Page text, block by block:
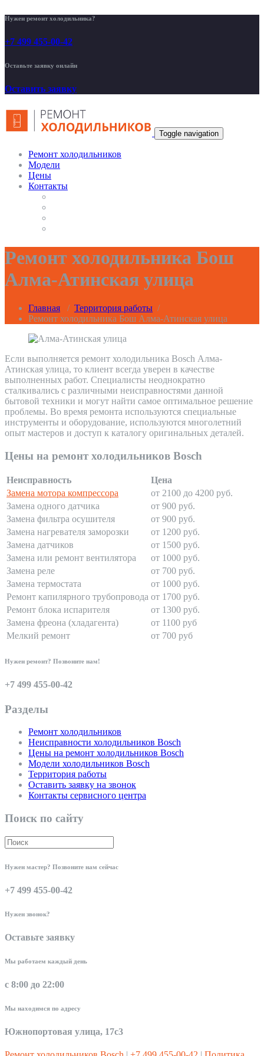
Нужен ремонт холодильника?
+7 499 455-00-42
Оставьте заявку онлайн
Оставить заявку
Toggle navigation
Ремонт холодильников
Модели
Цены
Контакты
Ремонт холодильника Бош
Алма-Атинская улица
Главная / Территория работы /
Ремонт холодильника Бош Алма-Атинская улица
Если выполняется ремонт холодильника Bosch Алма-
Атинская улица, то клиент всегда уверен в качестве
выполненных работ. Специалисты неоднократно
сталкивались с различными неисправностями данной
бытовой техники и могут найти самое оптимальное решение
проблемы. Во время ремонта используются специальные
инструменты и оборудование, используются многолетний
опыт мастеров и доступ к каталогу оригинальных деталей.
Цены на ремонт холодильников Bosch
Неисправность
Цена
Замена мотора компрессора
от 2100 до 4200 руб.
Замена одного датчика
от 900 руб.
Замена фильтра осушителя
от 900 руб.
Замена нагревателя заморозки
от 1200 руб.
Замена датчиков
от 1500 руб.
Замена или ремонт вентилятора
от 1000 руб.
Замена реле
от 700 руб.
Замена термостата
от 1000 руб.
Ремонт капилярного трубопровода от 1700 руб.
Ремонт блока испарителя
от 1300 руб.
Замена фреона (хладагента)
от 1100 руб
Мелкий ремонт
от 700 руб
Нужен ремонт? Позвоните нам!
+7 499 455-00-42
Разделы
Ремонт холодильников
Неисправности холодильников Bosch
Цены на ремонт холодильников Bosch
Модели холодильников Bosch
Территория работы
Оставить заявку на звонок
Контакты сервисного центра
Поиск по сайту
Нужен мастер? Позвоните нам сейчас
+7 499 455-00-42
Нужен звонок?
Оставьте заявку
Мы работаем каждый день
с 8:00 до 22:00
Мы находимся по адресу
Южнопортовая улица, 17с3